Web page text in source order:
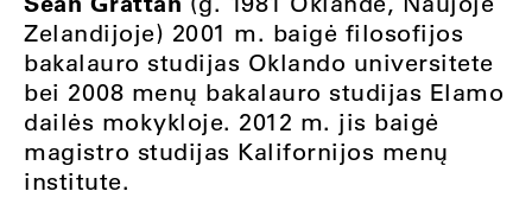
Zelandijoje) 2001 m. baigė filosofijos
bakalauro studijas Oklando universitete
bei 2008 menų bakalauro studijas Elamo
dailės mokykloje. 2012 m. jis baigė
magistro studijas Kalifornijos menų
institute.